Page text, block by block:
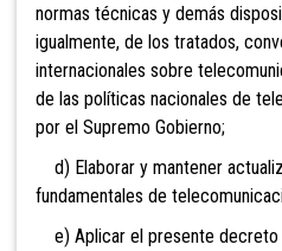
normas técnicas y demás
igualmente, de los tratados,
internacionales sobre
de las políticas nacionales de
por el Supremo Gobierno;
d) Elaborar y mantener
fundamentales de
e) Aplicar el presente decreto